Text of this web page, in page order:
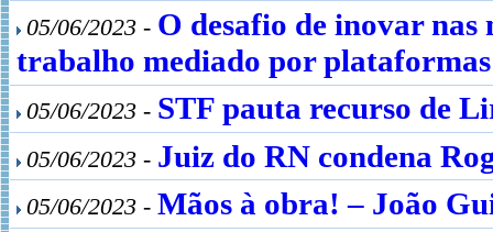
05/06/2023 - O desafio de inovar nas
trabalho mediado por plataformas
05/06/2023 - STF pauta recurso de
05/06/2023 - Juiz do RN condena
05/06/2023 - Mãos à obra! – João